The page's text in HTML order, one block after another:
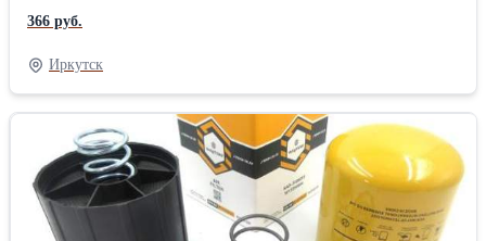
условиях. Все запчасти произведены в Китае на предприятиях с
современным оборудованием, дополнительным контролем
качества. В каждой упаковке есть сертификат качества. Все
предприятия, выпускающие Wayteko Premium Line прошли
сертификацию по стандарту ISO 9001. Особенности и
преимущества линейки Wayteko Premium: Wayteko Premium Line
разработаны для российских условий эксплуатации:и низких
температур Выгодная цена обеспечивается дотацией
производителя, чтобы большее количество потребителей могло
самостоятельно протестировать запчасти При производстве
используется только импортное высококачественное сырье На
366 руб.
Иркутск